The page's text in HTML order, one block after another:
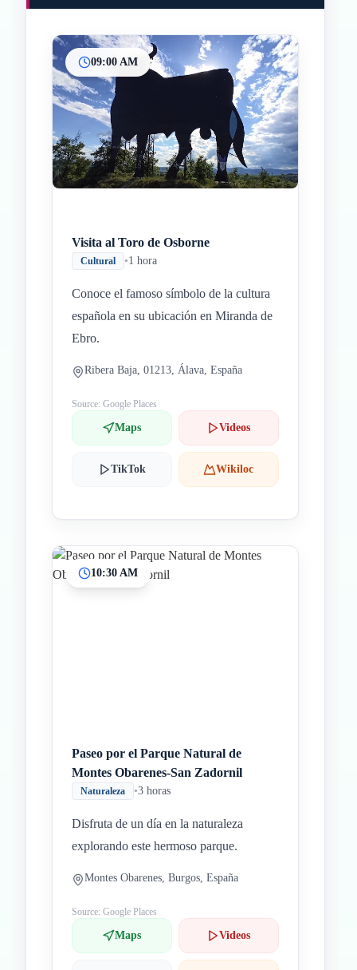
Paradas intermedias
09:00 AM
Visita al Toro de Osborne
Cultural •1 hora
Conoce el famoso símbolo de la cultura
española en su ubicación en Miranda de
Ebro.
Ribera Baja, 01213, Álava, España
Source: Google Places
Maps Videos
TikTok Wikiloc
10:30 AM
Paseo por el Parque Natural de
Montes Obarenes-San Zadornil
Naturaleza •3 horas
Disfruta de un día en la naturaleza
explorando este hermoso parque.
Montes Obarenes, Burgos, España
Source: Google Places
Maps Videos